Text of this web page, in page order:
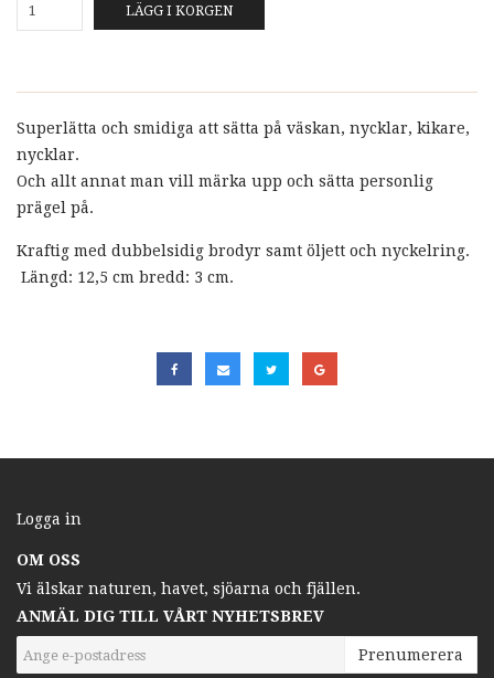
LÄGG I KORGEN
Superlätta och smidiga att sätta på väskan, nycklar, kikare,
nycklar.
Och allt annat man vill märka upp och sätta personlig
prägel på.
Kraftig med dubbelsidig brodyr samt öljett och nyckelring.
Längd: 12,5 cm bredd: 3 cm.
Logga in
OM OSS
Vi älskar naturen, havet, sjöarna och fjällen.
ANMÄL DIG TILL VÅRT NYHETSBREV
Prenumerera